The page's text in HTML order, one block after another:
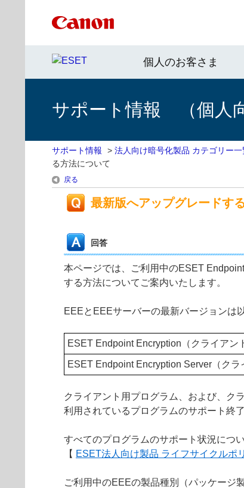
個人のお客さま
サポート情報 （個人
サポート情報 > 法人向け暗号化製品 カテゴリー一
る方法について
戻る
最新版へアップグレードす
回答
本ページでは、ご利用中のESET
する方法についてご案内いたします。
EEEとEEEサーバーの最新バージョンは
ESET Endpoint Encryption（クライアン
ESET Endpoint Encryption Server（クラ
クライアント用プログラム、および、ク
利用されているプログラムのサポート終
すべてのプログラムのサポート状況につ
【 ESET法人向け製品 ライフサイクルポ
ご利用中のEEEの製品種別（パッケージ